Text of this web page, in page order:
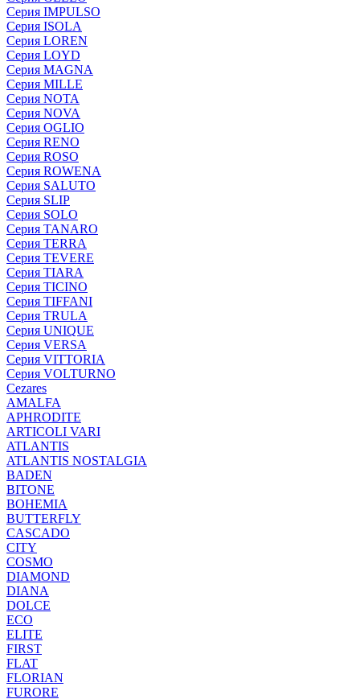
Серия IMPULSO
Серия ISOLA
Серия LOREN
Серия LOYD
Серия MAGNA
Серия MILLE
Серия NOTA
Серия NOVA
Серия OGLIO
Серия RENO
Серия ROSO
Серия ROWENA
Серия SALUTO
Серия SLIP
Серия SOLO
Серия TANARO
Серия TERRA
Серия TEVERE
Серия TIARA
Серия TICINO
Серия TIFFANI
Серия TRULA
Серия UNIQUE
Серия VERSA
Серия VITTORIA
Серия VOLTURNO
Cezares
AMALFA
APHRODITE
ARTICOLI VARI
ATLANTIS
ATLANTIS NOSTALGIA
BADEN
BITONE
BOHEMIA
BUTTERFLY
CASCADO
CITY
COSMO
DIAMOND
DIANA
DOLCE
ECO
ELITE
FIRST
FLAT
FLORIAN
FURORE